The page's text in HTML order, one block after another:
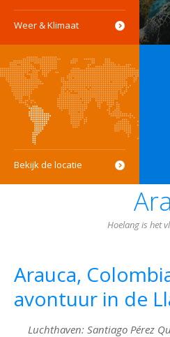
Weer & Klimaat
Bekijk de locatie
Hoelang is het
Arauca,
avontuur in de
Luchthaven: Santiago Pérez